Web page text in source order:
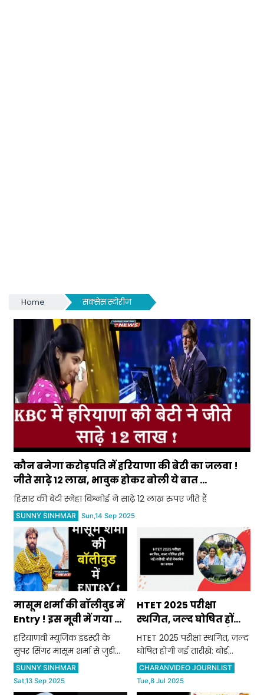
Home सक्सेस स्टोरीज़
कौन बनेगा करोड़पति में हरियाणा की बेटी का जलवा !
जीते साढ़े 12 लाख, भावुक होकर बोली ये बात ...
हिसार की बेटी स्नेहा बिश्नोई ने साढ़े 12 लाख रुपए जीते हैं
SUNNY SINHMAR Sun,14 Sep 2025
मासूम शर्मा की बॉलीवुड में
Entry ! इस मूवी में गया ये
धांसू गाना !
हरियाणवी म्यूजिक इंडस्ट्री के
सुपर सिंगर मासूम शर्मा से जुडी
एक बड़ी खबर सामने आई है
SUNNY SINHMAR
Sat,13 Sep 2025
HTET 2025 परीक्षा
स्थगित, जल्द घोषित होंगी
नई तारीखें: बोर्ड चेयरमैन
का बयान
HTET 2025 परीक्षा स्थगित, जल्द
घोषित होंगी नई तारीखें: बोर्ड
चेयरमैन का बयान
CHARANVIDEO JOURNLIST
Tue,8 Jul 2025